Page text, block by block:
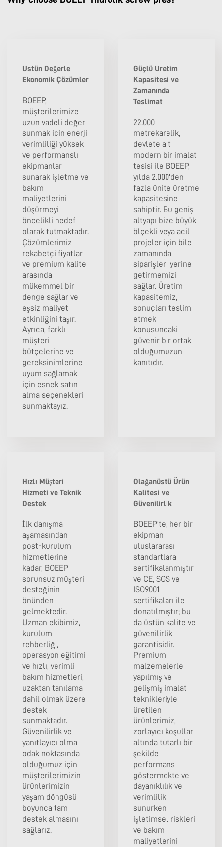
Üstün Değerle
Ekonomik Çözümler
BOEEP,
müşterilerimize
uzun vadeli değer
sunmak için enerji
verimliliği yüksek
ve performanslı
ekipmanlar
sunarak işletme ve
bakım
maliyetlerini
düşürmeyi
öncelikli hedef
olarak tutmaktadır.
Çözümlerimiz
rekabetçi fiyatlar
ve premium kalite
arasında
mükemmel bir
denge sağlar ve
eşsiz maliyet
etkinliğini taşır.
Ayrıca, farklı
müşteri
bütçelerine ve
gereksinimlerine
uyum sağlamak
için esnek satın
alma seçenekleri
sunmaktayız.
Güçlü Üretim
Kapasitesi ve
Zamanında
Teslimat
22.000
metrekarelik,
devlete ait
modern bir imalat
tesisi ile BOEEP,
yılda 2.000'den
fazla ünite üretme
kapasitesine
sahiptir. Bu geniş
altyapı bize büyük
ölçekli veya acil
projeler için bile
zamanında
siparişleri yerine
getirmemizi
sağlar. Üretim
kapasitemiz,
sonuçları teslim
etmek
konusundaki
güvenir bir ortak
olduğumuzun
kanıtıdır.
Hızlı Müşteri
Hizmeti ve Teknik
Destek
İlk danışma
aşamasından
post-kurulum
hizmetlerine
kadar, BOEEP
sorunsuz müşteri
desteğinin
önünden
gelmektedir.
Uzman ekibimiz,
kurulum
rehberliği,
operasyon eğitimi
ve hızlı, verimli
bakım hizmetleri,
uzaktan tanılama
dahil olmak üzere
destek
sunmaktadır.
Güvenilirlik ve
yanıtlayıcı olma
odak noktasında
olduğumuz için
müşterilerimizin
ürünlerimizin
yaşam döngüsü
boyunca tam
destek almasını
sağlarız.
Olağanüstü Ürün
Kalitesi ve
Güvenilirlik
BOEEP'te, her bir
ekipman
uluslararası
standartlara
sertifikalanmıştır
ve CE, SGS ve
ISO9001
sertifikaları ile
donatılmıştır; bu
da üstün kalite ve
güvenilirlik
garantisidir.
Premium
malzemelerle
yapılmış ve
gelişmiş imalat
teknikleriyle
üretilen
ürünlerimiz,
zorlayıcı koşullar
altında tutarlı bir
şekilde
performans
göstermekte ve
dayanıklılık ve
verimlilik
sunurken
işletimsel riskleri
ve bakım
maliyetlerini